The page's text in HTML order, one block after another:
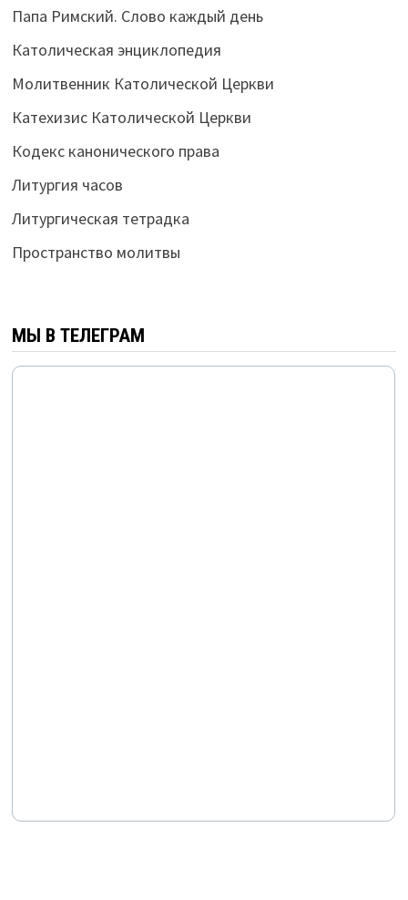
Папа Римский. Слово каждый день
Католическая энциклопедия
Молитвенник Католической Церкви
Катехизис Католической Церкви
Кодекс канонического права
Литургия часов
Литургическая тетрадка
Пространство молитвы
МЫ В ТЕЛЕГРАМ